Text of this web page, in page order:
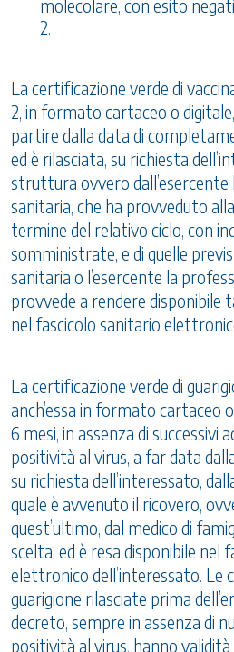
molecolare, con esito
2.
La certificazione verde di
2, in formato cartaceo o
partire dalla data di
ed è rilasciata, su richiesta
struttura ovvero dall’esercente
sanitaria, che ha provveduto
termine del relativo ciclo, con
somministrate, e di quelle
sanitaria o l’esercente la
provvede a rendere disponibile
nel fascicolo sanitario
La certificazione verde di
anch’essa in formato cartaceo
6 mesi, in assenza di successivi
positività al virus, a far data
su richiesta dell’interessato,
quale è avvenuto il ricovero,
quest’ultimo, dal medico di
scelta, ed è resa disponibile nel
elettronico dell’interessato. Le
guarigione rilasciate prima
decreto, sempre in assenza di
positività al virus, hanno